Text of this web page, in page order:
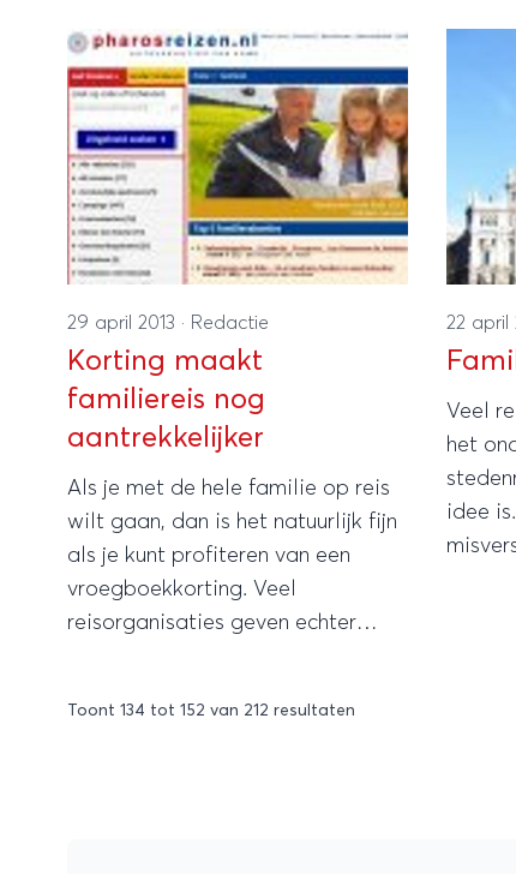
aan
29 april 2013 · Redactie
Korting maakt
familiereis nog
aantrekkelijker
Als je met de hele familie op reis
wilt gaan, dan is het natuurlijk fijn
als je kunt profiteren van een
vroegboekkorting. Veel
reisorganisaties geven echter
22 april
Veel
het
idee
Toont 134 tot 152 van 212 resultaten